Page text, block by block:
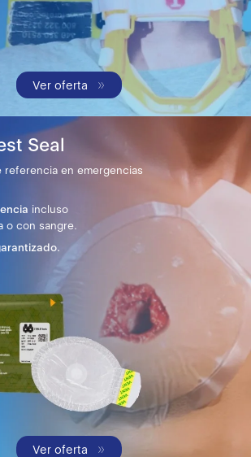
Ver oferta
Seal
referencia en emergencias
incluso
o con sangre.
Ver oferta